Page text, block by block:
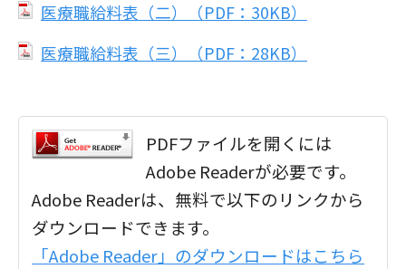
医療職給料表（二）（PDF：30KB）
医療職給料表（三）（PDF：28KB）
PDFファイルを開くには
Adobe Readerが必要です。
Adobe Readerは、無料で以下のリンクから
ダウンロードできます。
「Adobe Reader」のダウンロードはこちら